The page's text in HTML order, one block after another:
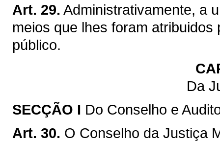
Art. 29. Administrativamente, a
meios que lhes foram
público.
Da
SECÇÃO I Do Conselho e
Art. 30. O Conselho da Justiça